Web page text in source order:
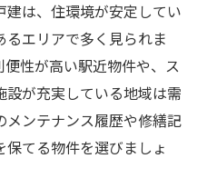
は、住環境が安定してい
エリアで多く見られま
性が高い駅近物件や、ス
が充実している地域は需
ンテナンス履歴や修繕記
てる物件を選びましょ